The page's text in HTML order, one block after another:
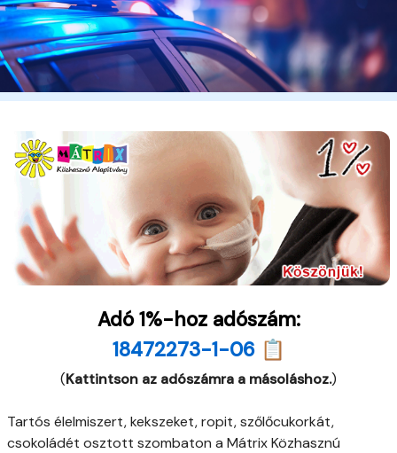
Adó 1%-hoz adószám:
18472273-1-06 📋
(Kattintson az adószámra a másoláshoz.)
Tartós élelmiszert, kekszeket, ropit, szőlőcukorkát,
csokoládét osztott szombaton a Mátrix Közhasznú